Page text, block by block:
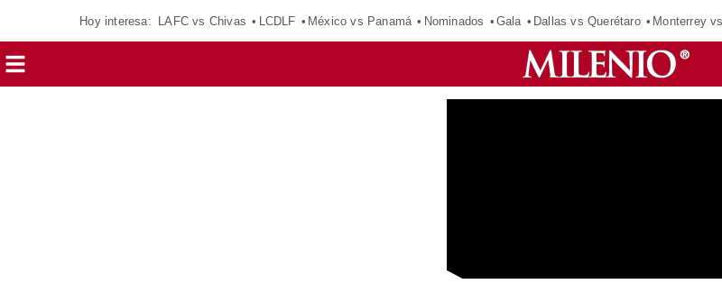
Hoy interesa: LAFC vs Chivas LCDLF México vs Panamá Nominados Gala Dallas vs Querétaro Monterrey